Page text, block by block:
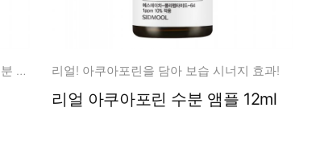
더 순하고 더 풍부한 거품력으로 촉촉 수분 영양 클렌징! 리얼! 아쿠아포린을 담아 보습 시너지 효과!
리얼 아쿠아포린 수분 앰플 12ml